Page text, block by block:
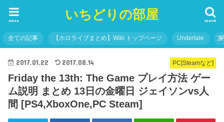
いちどりの部屋 search
menu
全ての記事 【ホロライブまとめ】Wiki トップページ Undertale
PC[Steamなど]
2017.01.22 2017.08.14
Friday the 13th: The Game プレイ方法 ゲー
ム説明 まとめ 13日の金曜日 ジェイソンvs人
間 [PS4,XboxOne,PC Steam]